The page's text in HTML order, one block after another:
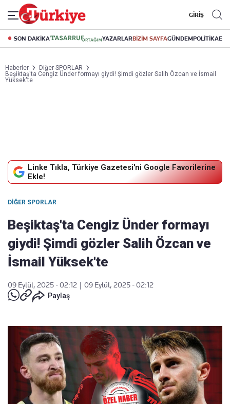
GİRİŞ
SON DAKİKA YAZARLARBİZİM SAYFAGÜNDEMPOLİTİKA
Haberler
Diğer SPORLAR
Beşiktaş'ta Cengiz Ünder formayı giydi! Şimdi gözler Salih Özcan ve İsmail
Yüksek'te
Linke Tıkla, Türkiye Gazetesi'ni Google Favorilerine
Ekle!
DIĞER SPORLAR
Beşiktaş'ta Cengiz Ünder formayı
giydi! Şimdi gözler Salih Özcan ve
İsmail Yüksek'te
09 Eylül, 2025 - 02:12
09 Eylül, 2025 - 02:12
Paylaş